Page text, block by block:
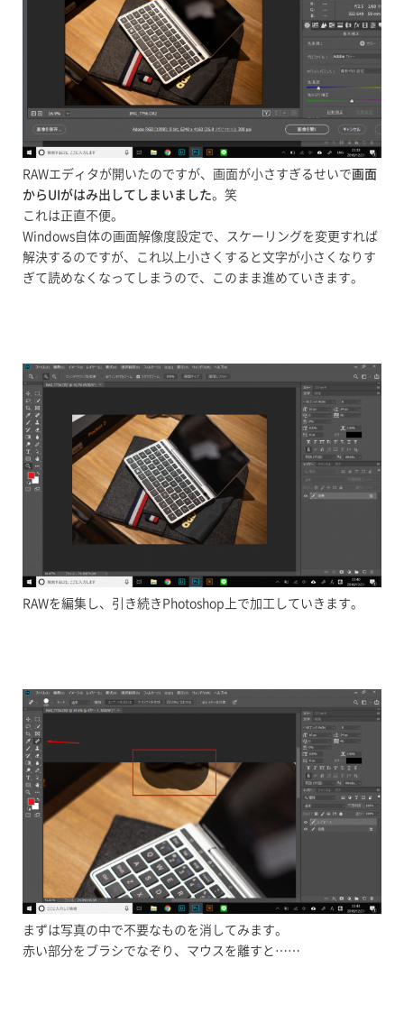
RAWエディタが開いたのですが、画面が小さすぎるせいで画面
からUIがはみ出してしまいました。笑
これは正直不便。
Windows自体の画面解像度設定で、スケーリングを変更すれば
解決するのですが、これ以上小さくすると文字が小さくなりす
ぎて読めなくなってしまうので、このまま進めていきます。
RAWを編集し、引き続きPhotoshop上で加工していきます。
まずは写真の中で不要なものを消してみます。
赤い部分をブラシでなぞり、マウスを離すと……